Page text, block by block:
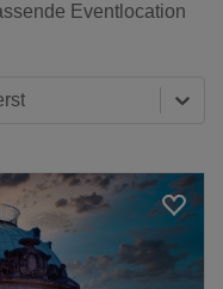
Eventlocation